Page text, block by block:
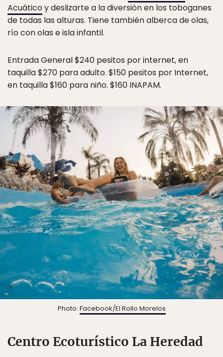
Acuáticoy deslizarte a la diversión en los toboganes
de todas las alturas. Tiene también alberca de olas,
río con olas e isla infantil.
Entrada General $240 pesitos por internet, en
taquilla $270 para adulto. $150 pesitos por Internet,
en taquilla $160 para niño. $160 INAPAM.
Photo: Facebook/El Rollo Morelos
Centro Ecoturístico La Heredad